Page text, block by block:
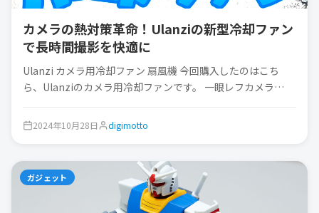
カメラの熱対策革命！Ulanziの新型冷却ファン
で長時間撮影を快適に
Ulanzi カメラ用冷却ファン 扇風機 今回購入したのはこち
ら、Ulanziのカメラ用冷却ファンです。 一眼レフカメラ…
2024年10月28日 digimotto
ガジェット